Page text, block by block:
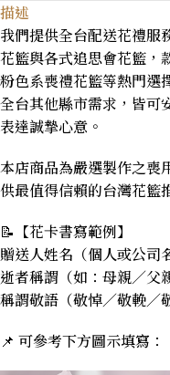
描述
我們提供全台配送花禮服
花籃與各式追思會花籃，
粉色系喪禮花籃等熱門選
全台其他縣市需求，皆可
表達誠摯心意。
本店商品為嚴選製作之喪
供最值得信賴的台灣花籃
📝【花卡書寫範例】
贈送人姓名（個人或公司
逝者稱謂（如：母親／父
稱謂敬語（敬悼／敬輓／
📌 可參考下方圖示填寫：